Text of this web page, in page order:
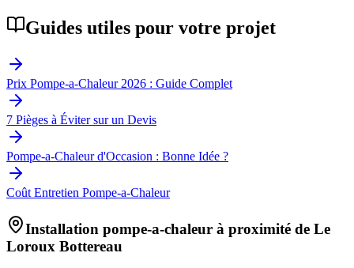
Guides utiles pour votre projet
Prix Pompe-a-Chaleur 2026 : Guide Complet
7 Pièges à Éviter sur un Devis
Pompe-a-Chaleur d'Occasion : Bonne Idée ?
Coût Entretien Pompe-a-Chaleur
Installation pompe-a-chaleur à proximité de Le
Loroux Bottereau